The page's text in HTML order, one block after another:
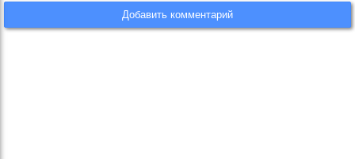
Добавить комментарий